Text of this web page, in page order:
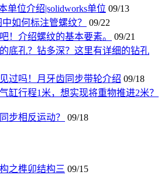
单位介绍|solidworks单位 09/13
如何标注管螺纹？
09/22
！介绍螺纹的基本要素。
09/21
底孔？钻多深？这里有详细的钻孔
过吗！月牙齿同步带轮介绍 09/18
缸行程1米，想实现将重物推进2米？
步相反运动？
09/18
之榫卯结构三 09/15